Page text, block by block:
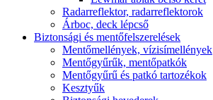
Radarreflektor, radarreflektorok
Árboc, deck lépcső
Biztonsági és mentőfelszerelések
Mentőmellények, vízisímellények
Mentőgyűrűk, mentőpatkók
Mentőgyűrű és patkó tartozékok
Kesztyűk